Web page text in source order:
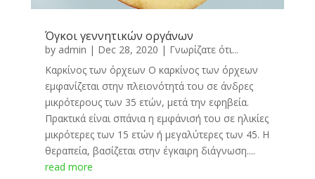
Όγκοι γεννητικών οργάνων
by admin | Dec 28, 2020 | Γνωρίζατε ότι...
Καρκίνος των όρχεων Ο καρκίνος των όρχεων
εμφανίζεται στην πλειονότητά του σε άνδρες
μικρότερους των 35 ετών, μετά την εφηβεία.
Πρακτικά είναι σπάνια η εμφάνισή του σε ηλικίες
μικρότερες των 15 ετών ή μεγαλύτερες των 45. Η
θεραπεία, βασίζεται στην έγκαιρη διάγνωση....
read more